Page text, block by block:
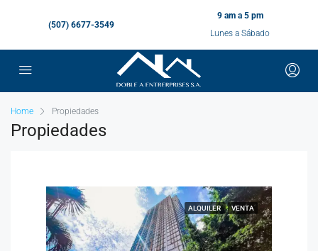
(507) 6677-3549
9 am a 5 pm
Lunes a Sábado
Home Propiedades
Propiedades
ALQUILER VENTA